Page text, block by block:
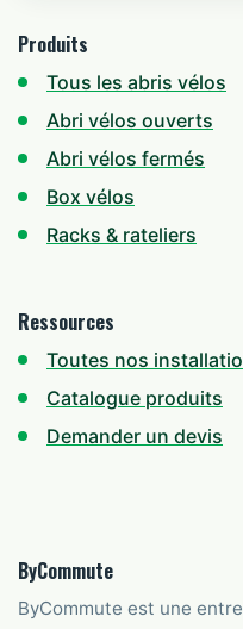
Produits
Tous les abris vélos
Abri vélos ouverts
Abri vélos fermés
Box vélos
Racks & rateliers
Ressources
Toutes nos
Catalogue produits
Demander un devis
ByCommute
ByCommute est une